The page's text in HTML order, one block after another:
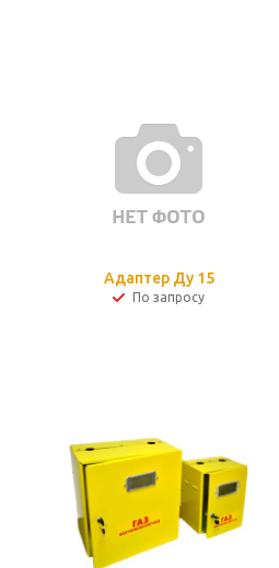
Адаптер Ду 15
По запросу